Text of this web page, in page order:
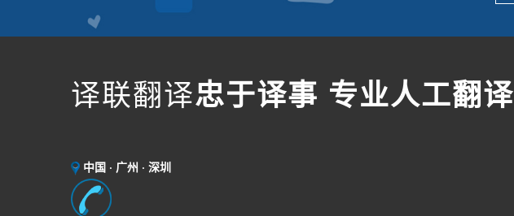
译联翻译忠于译事 专业人工翻译
中国 · 广州 · 深圳